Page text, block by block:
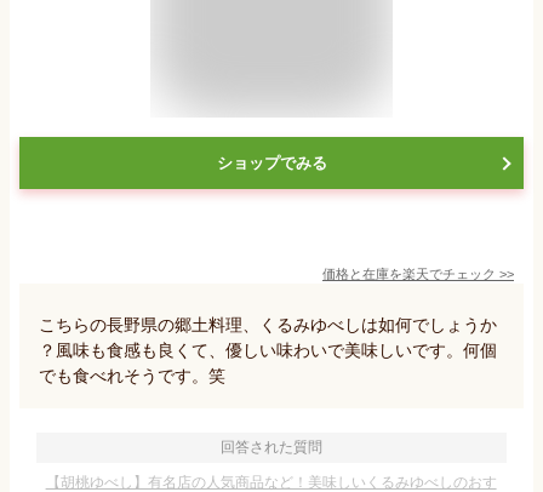
ショップでみる
価格と在庫を楽天でチェック >>
こちらの長野県の郷土料理、くるみゆべしは如何でしょうか
？風味も食感も良くて、優しい味わいで美味しいです。何個
でも食べれそうです。笑
回答された質問
【胡桃ゆべし】有名店の人気商品など！美味しいくるみゆべしのおす